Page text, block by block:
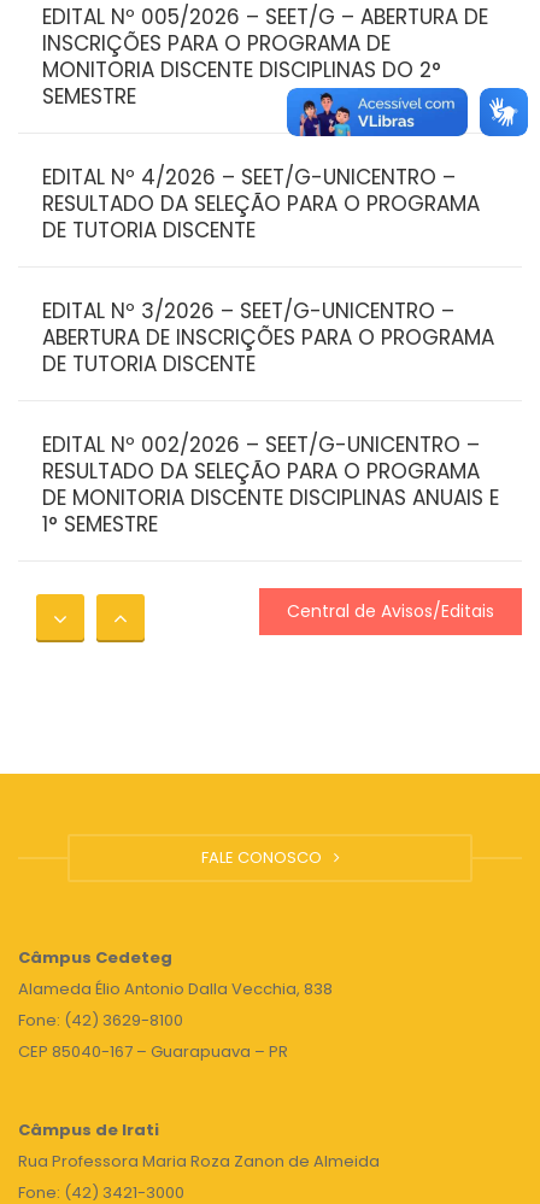
EDITAL Nº 005/2026 – SEET/G – ABERTURA DE
INSCRIÇÕES PARA O PROGRAMA DE
MONITORIA DISCENTE DISCIPLINAS DO 2°
SEMESTRE
EDITAL Nº 4/2026 – SEET/G-UNICENTRO –
RESULTADO DA SELEÇÃO PARA O PROGRAMA
DE TUTORIA DISCENTE
EDITAL Nº 3/2026 – SEET/G-UNICENTRO –
ABERTURA DE INSCRIÇÕES PARA O PROGRAMA
DE TUTORIA DISCENTE
EDITAL Nº 002/2026 – SEET/G-UNICENTRO –
RESULTADO DA SELEÇÃO PARA O PROGRAMA
DE MONITORIA DISCENTE DISCIPLINAS ANUAIS E
1° SEMESTRE
EDITAL Nº 001/2026 – SEET/G-UNICENTRO
ABERTURA DE INSCRIÇÕES PARA O PROGRAMA
CERVEJA, MODALIDADE A DISTÂNCIA
RESULTADO DA SELEÇÃO PARA O PROGRAMA
DE MONITORIA DISCENTE DISCIPLINAS 2°
SEMESTRE
MONITORIA DISCENTE DISCIPLINAS DO 2°
SEMESTRE
Central de Avisos/Editais
FALE CONOSCO
Câmpus Cedeteg
Alameda Élio Antonio Dalla Vecchia, 838
Fone: (42) 3629-8100
CEP 85040-167 – Guarapuava – PR
Câmpus de Irati
Rua Professora Maria Roza Zanon de Almeida
Fone: (42) 3421-3000